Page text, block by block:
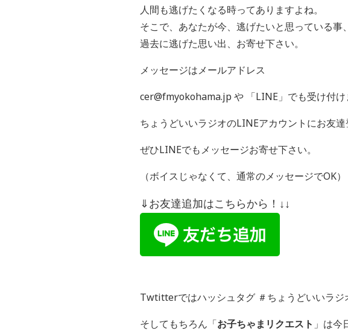
人間も逃げたくなる時ってありますよね。
そこで、あなたが今、逃げたいと思っている事、
過去に逃げた思い出、お寄せ下さい。
メッセージはメールアドレス
cer@fmyokohama.jp や 「LINE 」でも受け付け
ちょうどいいラジオのLINEアカウントにお友達
ぜひLINEでもメッセージお寄せ下さい。
（ボイスじゃなくて、通常のメッセージでOK）
⇓お友達追加はこちらから！↓↓
Twtitterではハッシュタグ ＃ちょうどいいラジ
そしてもちろん「お子ちゃまリクエスト 」は今